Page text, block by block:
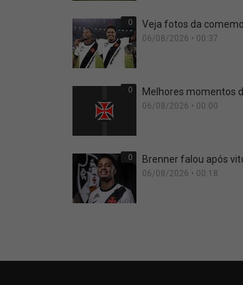
0 Veja fotos da
06/08/2026 • 00:37
0 Melhores momentos
06/08/2026 • 00:00
0 Brenner falou após
06/08/2026 • 00:18